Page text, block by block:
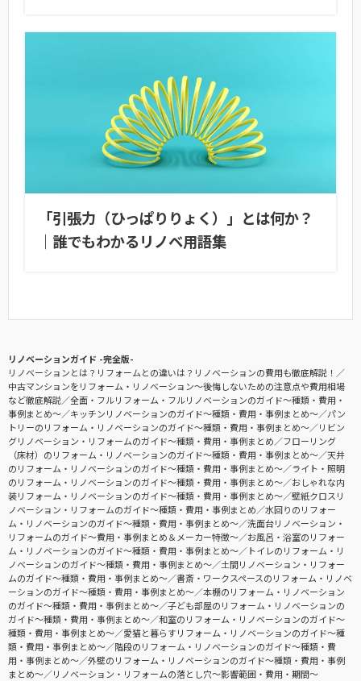
「引張力（ひっぱりりょく）」とは何か？
｜誰でもわかるリノベ用語集
リノベーションガイド -完全版-
リノベーションとは？リフォームとの違いは？リノベーションの費用も徹底解説！
中古マンションをリフォーム・リノベーション〜後悔しないための注意点や費用相場
など徹底解説
全面・フルリフォーム・フルリノベーションのガイド〜種類・費用・
事例まとめ〜
キッチンリノベーションのガイド〜種類・費用・事例まとめ〜
パン
トリーのリフォーム・リノベーションのガイド〜種類・費用・事例まとめ〜
リビン
グリノベーション・リフォームのガイド〜種類・費用・事例まとめ
フローリング
（床材）のリフォーム・リノベーションのガイド〜種類・費用・事例まとめ〜
天井
のリフォーム・リノベーションのガイド〜種類・費用・事例まとめ〜
ライト・照明
のリフォーム・リノベーションのガイド〜種類・費用・事例まとめ〜
おしゃれな内
装リフォーム・リノベーションのガイド〜種類・費用・事例まとめ〜
壁紙クロスリ
ノベーション・リフォームのガイド〜種類・費用・事例まとめ
水回りのリフォー
ム・リノベーションのガイド〜種類・費用・事例まとめ〜
洗面台リノベーション・
リフォームのガイド〜費用・事例まとめ＆メーカー特徴〜
お風呂・浴室のリフォー
ム・リノベーションのガイド〜種類・費用・事例まとめ〜
トイレのリフォーム・リ
ノベーションのガイド〜種類・費用・事例まとめ〜
土間リノベーション・リフォー
ムのガイド〜種類・費用・事例まとめ〜
書斎・ワークスペースのリフォーム・リノベ
ーションのガイド〜種類・費用・事例まとめ〜
本棚のリフォーム・リノベーション
のガイド〜種類・費用・事例まとめ〜
子ども部屋のリフォーム・リノベーションの
ガイド〜種類・費用・事例まとめ〜
和室のリフォーム・リノベーションのガイド〜
種類・費用・事例まとめ〜
愛猫と暮らすリフォーム・リノベーションのガイド〜種
類・費用・事例まとめ〜
階段のリフォーム・リノベーションのガイド〜種類・費
用・事例まとめ〜
外壁のリフォーム・リノベーションのガイド〜種類・費用・事例
まとめ〜
リノベーション・リフォームの落とし穴～影響範囲・費用・期間～